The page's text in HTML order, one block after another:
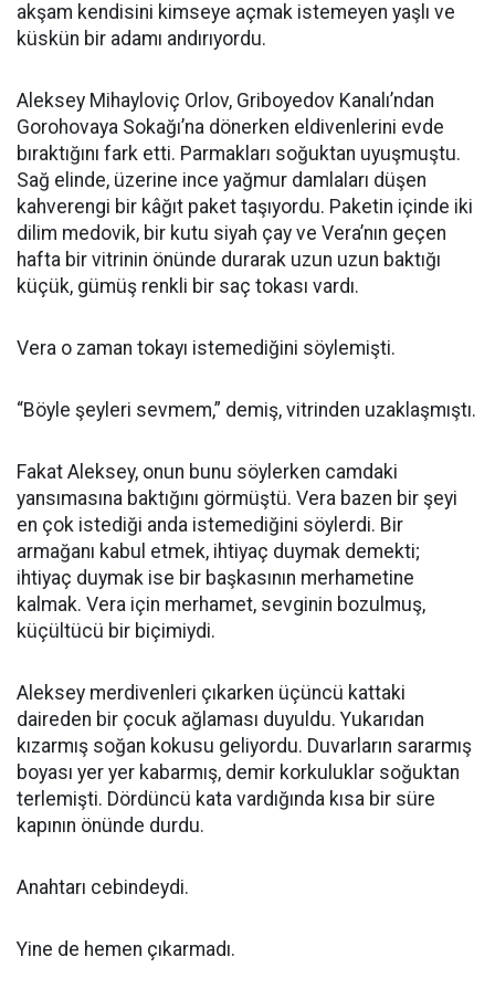
akşam kendisini kimseye açmak istemeyen yaşlı ve
küskün bir adamı andırıyordu.
Aleksey Mihayloviç Orlov, Griboyedov Kanalı’ndan
Gorohovaya Sokağı’na dönerken eldivenlerini evde
bıraktığını fark etti. Parmakları soğuktan uyuşmuştu.
Sağ elinde, üzerine ince yağmur damlaları düşen
kahverengi bir kâğıt paket taşıyordu. Paketin içinde iki
dilim medovik, bir kutu siyah çay ve Vera’nın geçen
hafta bir vitrinin önünde durarak uzun uzun baktığı
küçük, gümüş renkli bir saç tokası vardı.
Vera o zaman tokayı istemediğini söylemişti.
“Böyle şeyleri sevmem,” demiş, vitrinden uzaklaşmıştı.
Fakat Aleksey, onun bunu söylerken camdaki
yansımasına baktığını görmüştü. Vera bazen bir şeyi
en çok istediği anda istemediğini söylerdi. Bir
armağanı kabul etmek, ihtiyaç duymak demekti;
ihtiyaç duymak ise bir başkasının merhametine
kalmak. Vera için merhamet, sevginin bozulmuş,
küçültücü bir biçimiydi.
Aleksey merdivenleri çıkarken üçüncü kattaki
daireden bir çocuk ağlaması duyuldu. Yukarıdan
kızarmış soğan kokusu geliyordu. Duvarların sararmış
boyası yer yer kabarmış, demir korkuluklar soğuktan
terlemişti. Dördüncü kata vardığında kısa bir süre
kapının önünde durdu.
Anahtarı cebindeydi.
Yine de hemen çıkarmadı.